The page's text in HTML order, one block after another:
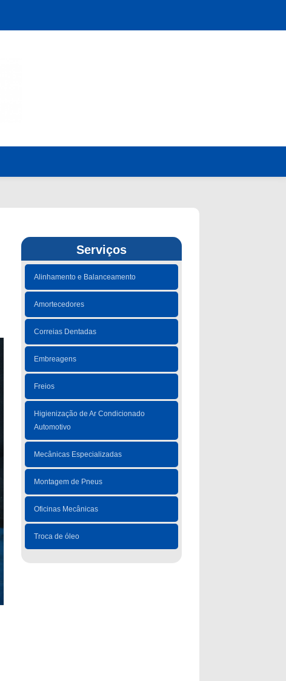
Serviços
Alinhamento e Balanceamento
Amortecedores
Correias Dentadas
Embreagens
Freios
Higienização de Ar Condicionado
Automotivo
Mecânicas Especializadas
Montagem de Pneus
Oficinas Mecânicas
Troca de óleo